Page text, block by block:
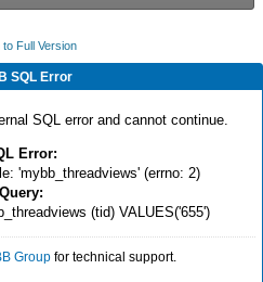
to Full Version
SQL Error
SQL error and cannot continue.
Error:
'mybb_threadviews' (errno: 2)
Query:
(tid) VALUES('655')
Group for technical support.